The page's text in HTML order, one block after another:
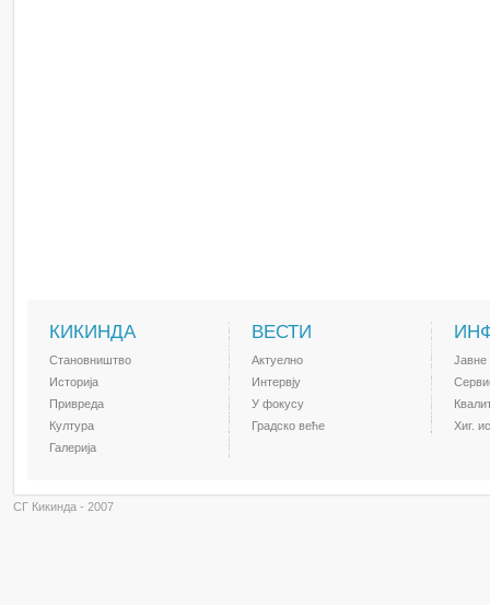
КИКИНДА
Становништво
Историја
Привреда
Култура
Галерија
ВЕСТИ
Актуелно
Интервју
У фокусу
Градско веће
Јавне
Хиг.
СГ Кикинда - 2007